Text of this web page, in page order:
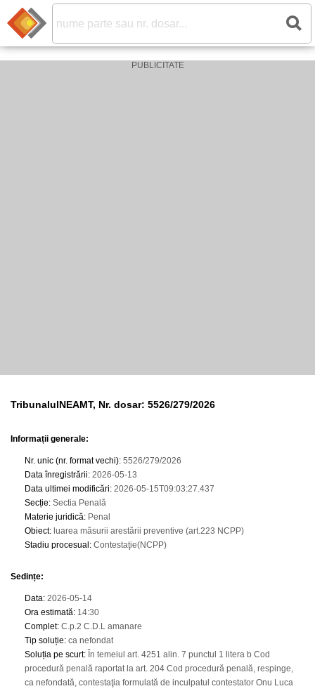
TribunalulNEAMT, Nr. dosar: 5526/279/2026
Informații generale:
Nr. unic (nr. format vechi): 5526/279/2026
Data înregistrării: 2026-05-13
Data ultimei modificări: 2026-05-15T09:03:27.437
Secție: Sectia Penală
Materie juridică: Penal
Obiect: luarea măsurii arestării preventive (art.223 NCPP)
Stadiu procesual : Contestaţie(NCPP)
Sedințe:
Data: 2026-05-14
Ora estimată: 14:30
Complet: C.p.2 C.D.L amanare
Tip soluție: ca nefondat
Soluția pe scurt: În temeiul art. 4251 alin. 7 punctul 1 litera b Cod
procedură penală raportat la art. 204 Cod procedură penală, respinge,
ca nefondată, contestaţia formulată de inculpatul contestator Onu Luca